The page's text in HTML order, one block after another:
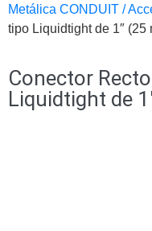
Accesorios
Generales
Ethernet y
FibraAccesorios
para
Metálica CONDUIT /
tipo Liquidtight de 1″ (25
Conector
Liquidtight de